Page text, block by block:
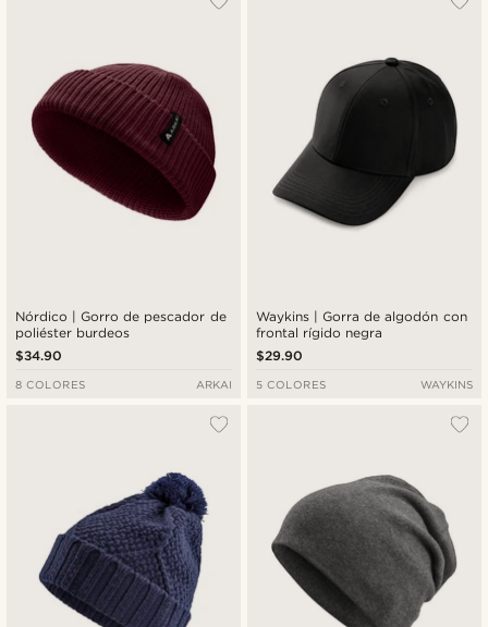
Nórdico | Gorro de pescador de
poliéster burdeos
$34.90
8 COLORES ARKAI
Waykins | Gorra de algodón con
frontal rígido negra
$29.90
5 COLORES WAYKINS